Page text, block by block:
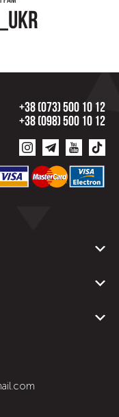
+38 (073) 500 10 12
+38 (098) 500 10 12